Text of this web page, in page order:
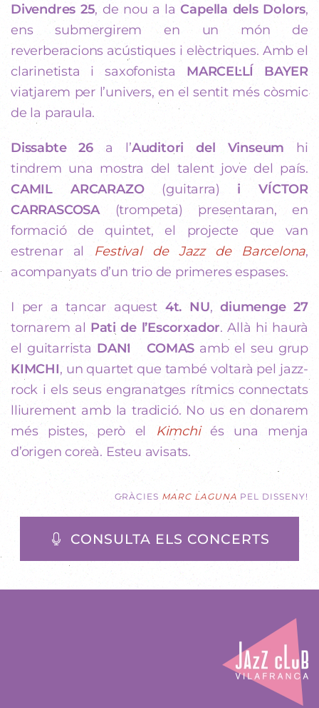
Divendres 25, de nou a laCapella dels Dolors,
ens submergirem en un món de
reverberacions acústiques i elèctriques. Amb el
clarinetista i saxofonista MARCEL·LÍ BAYER
viatjarem per l’univers, en el sentit més còsmic
de la paraula.
Dissabte 26 a l’Auditori del Vinseum hi
tindrem una mostra del talent jove del país.
CAMIL ARCARAZO (guitarra) i VÍCTOR
CARRASCOSA
(trompeta) presentaran, en
formació de quintet, el projecte que van
estrenar al Festival de Jazz de Barcelona,
acompanyats d’un trio de primeres espases.
I per a tancar aquest 4t. NU,diumenge 27
tornarem al Pati de l’Escorxador. Allà hi haurà
el guitarrista DANI COMAS amb el seu grup
KIMCHI, un quartet que també voltarà pel jazz-
rock i els seus engranatges rítmics connectats
lliurement amb la tradició. No us en donarem
més pistes, però el
Kimchiés una menja
d’origen coreà. Esteu avisats.
GRÀCIES MARC LAGUNA PEL DISSENY!
CONSULTA ELS CONCERTS